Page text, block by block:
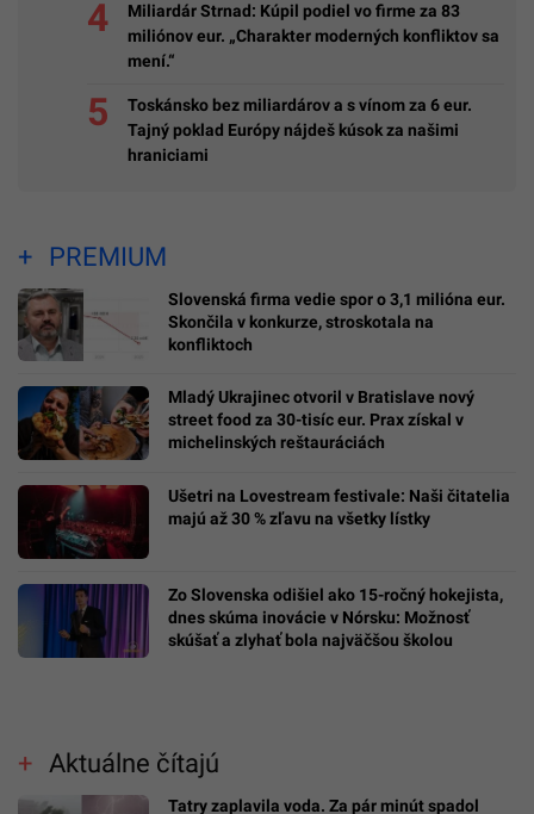
Miliardár Strnad: Kúpil podiel vo firme za 83
miliónov eur. „Charakter moderných konfliktov sa
mení.“
Toskánsko bez miliardárov a s vínom za 6 eur.
Tajný poklad Európy nájdeš kúsok za našimi
hraniciami
PREMIUM
Slovenská firma vedie spor o 3,1 milióna eur.
Skončila v konkurze, stroskotala na
konfliktoch
Mladý Ukrajinec otvoril v Bratislave nový
street food za 30-tisíc eur. Prax získal v
michelinských reštauráciách
Ušetri na Lovestream festivale: Naši čitatelia
majú až 30 % zľavu na všetky lístky
Zo Slovenska odišiel ako 15-ročný hokejista,
dnes skúma inovácie v Nórsku: Možnosť
skúšať a zlyhať bola najväčšou školou
Aktuálne čítajú
Tatry zaplavila voda. Za pár minút spadol